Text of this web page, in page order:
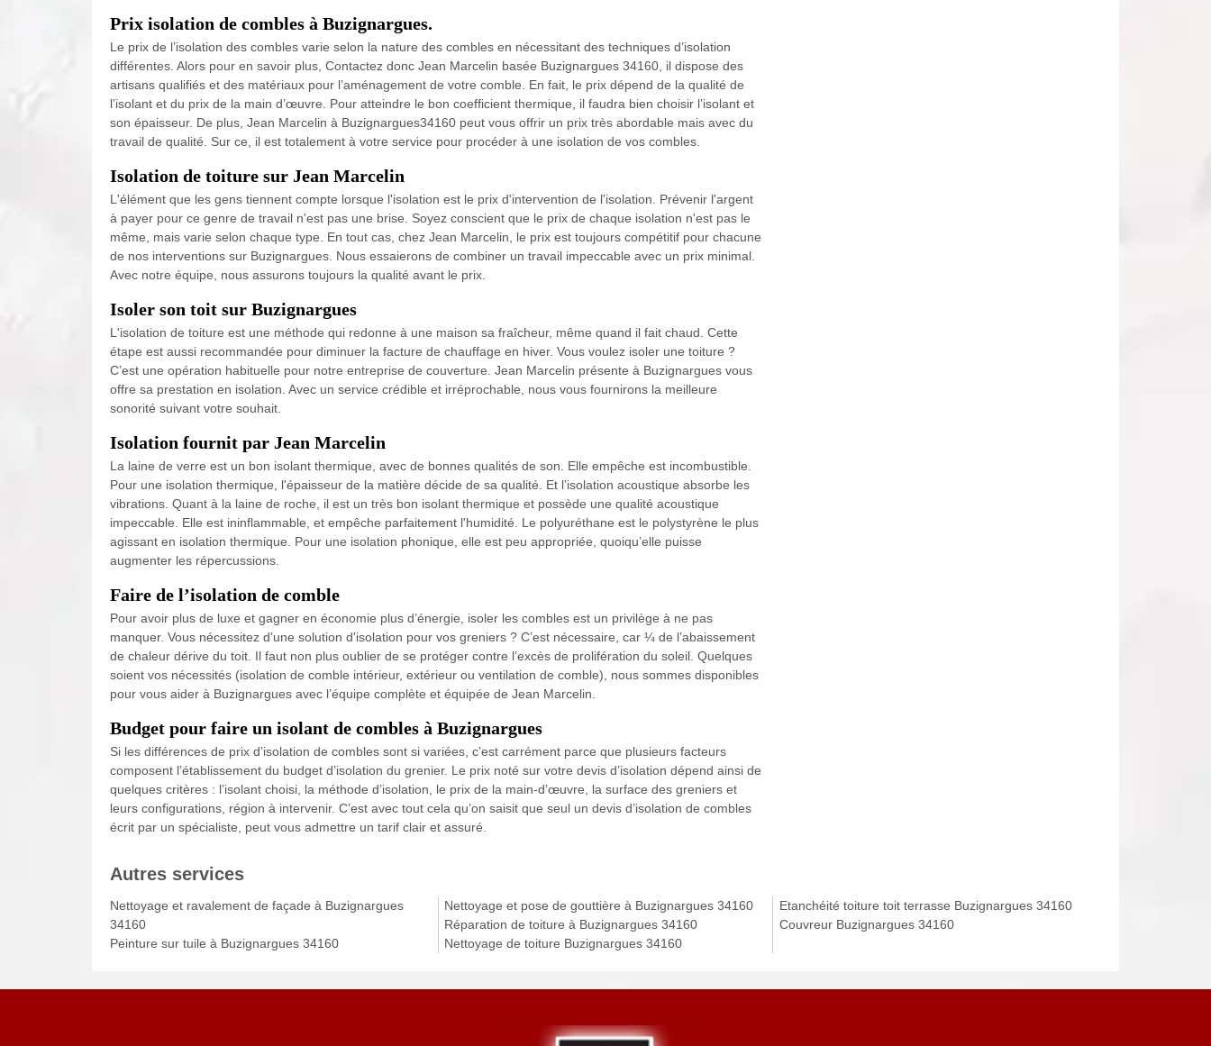
Prix isolation de combles à Buzignargues.
Le prix de l’isolation des combles varie selon la nature des combles en nécessitant des techniques d’isolation
différentes. Alors pour en savoir plus, Contactez donc Jean Marcelin basée Buzignargues 34160, il dispose des
artisans qualifiés et des matériaux pour l’aménagement de votre comble. En fait, le prix dépend de la qualité de
l’isolant et du prix de la main d’œuvre. Pour atteindre le bon coefficient thermique, il faudra bien choisir l’isolant et
son épaisseur. De plus, Jean Marcelin à Buzignargues34160 peut vous offrir un prix très abordable mais avec du
travail de qualité. Sur ce, il est totalement à votre service pour procéder à une isolation de vos combles.
Isolation de toiture sur Jean Marcelin
L'élément que les gens tiennent compte lorsque l'isolation est le prix d'intervention de l'isolation. Prévenir l'argent
à payer pour ce genre de travail n'est pas une brise. Soyez conscient que le prix de chaque isolation n'est pas le
même, mais varie selon chaque type. En tout cas, chez Jean Marcelin, le prix est toujours compétitif pour chacune
de nos interventions sur Buzignargues. Nous essaierons de combiner un travail impeccable avec un prix minimal.
Avec notre équipe, nous assurons toujours la qualité avant le prix.
Isoler son toit sur Buzignargues
L'isolation de toiture est une méthode qui redonne à une maison sa fraîcheur, même quand il fait chaud. Cette
étape est aussi recommandée pour diminuer la facture de chauffage en hiver. Vous voulez isoler une toiture ?
C’est une opération habituelle pour notre entreprise de couverture. Jean Marcelin présente à Buzignargues vous
offre sa prestation en isolation. Avec un service crédible et irréprochable, nous vous fournirons la meilleure
sonorité suivant votre souhait.
Isolation fournit par Jean Marcelin
La laine de verre est un bon isolant thermique, avec de bonnes qualités de son. Elle empêche est incombustible.
Pour une isolation thermique, l'épaisseur de la matière décide de sa qualité. Et l’isolation acoustique absorbe les
vibrations. Quant à la laine de roche, il est un très bon isolant thermique et possède une qualité acoustique
impeccable. Elle est ininflammable, et empêche parfaitement l'humidité. Le polyuréthane est le polystyrène le plus
agissant en isolation thermique. Pour une isolation phonique, elle est peu appropriée, quoiqu’elle puisse
augmenter les répercussions.
Faire de l’isolation de comble
Pour avoir plus de luxe et gagner en économie plus d’énergie, isoler les combles est un privilège à ne pas
manquer. Vous nécessitez d'une solution d'isolation pour vos greniers ? C’est nécessaire, car ¼ de l’abaissement
de chaleur dérive du toit. Il faut non plus oublier de se protéger contre l’excès de prolifération du soleil. Quelques
soient vos nécessités (isolation de comble intérieur, extérieur ou ventilation de comble), nous sommes disponibles
pour vous aider à Buzignargues avec l’équipe complète et équipée de Jean Marcelin.
Budget pour faire un isolant de combles à Buzignargues
Si les différences de prix d’isolation de combles sont si variées, c’est carrément parce que plusieurs facteurs
composent l’établissement du budget d’isolation du grenier. Le prix noté sur votre devis d’isolation dépend ainsi de
quelques critères : l’isolant choisi, la méthode d’isolation, le prix de la main-d’œuvre, la surface des greniers et
leurs configurations, région à intervenir. C’est avec tout cela qu’on saisit que seul un devis d’isolation de combles
écrit par un spécialiste, peut vous admettre un tarif clair et assuré.
Autres services
Nettoyage et ravalement de façade à Buzignargues
34160
Peinture sur tuile à Buzignargues 34160
Nettoyage et pose de gouttière à Buzignargues 34160
Réparation de toiture à Buzignargues 34160
Nettoyage de toiture Buzignargues 34160
Etanchéité toiture toit terrasse Buzignargues 34160
Couvreur Buzignargues 34160